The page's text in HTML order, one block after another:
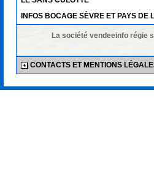
INFOS BOCAGE SÈVRE ET PAYS DE
La société vendeeinfo régie
CONTACTS ET MENTIONS